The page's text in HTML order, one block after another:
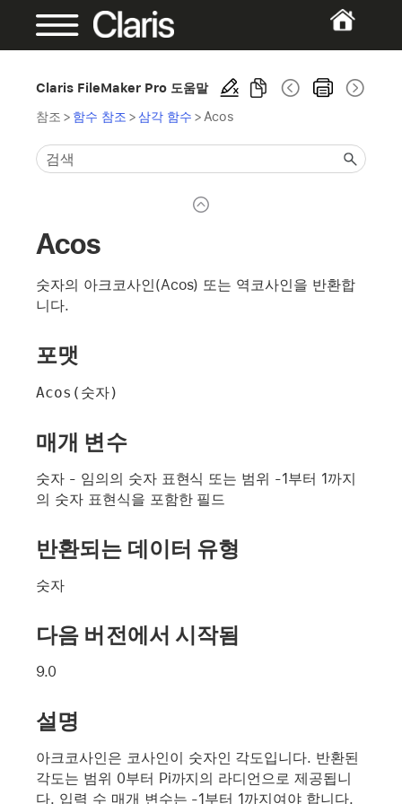
Claris FileMaker Pro 도움말
참조 > 함수 참조 >삼각 함수 > Acos
Acos
숫자의 아크코사인(Acos) 또는 역코사인을 반환합
니다.
포맷
Acos(숫자)
매개 변수
숫자- 임의의 숫자 표현식 또는 범위 -1부터 1까지
의 숫자 표현식을 포함한 필드
반환되는 데이터 유형
숫자
다음 버전에서 시작됨
9.0
설명
아크코사인은 코사인이 숫자인 각도입니다. 반환된
각도는 범위 0부터 Pi까지의 라디언으로 제공됩니
다. 입력 수 매개 변수는 -1부터 1까지여야 합니다.